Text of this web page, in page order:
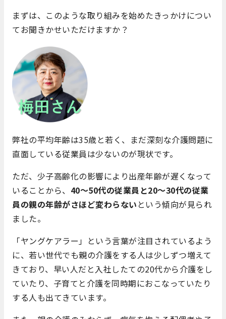
まずは、このような取り組みを始めたきっかけについ
てお聞きかせいただけますか？
弊社の平均年齢は35歳と若く、まだ深刻な介護問題に
直面している従業員は少ないのが現状です。
ただ、少子高齢化の影響により出産年齢が遅くなって
いることから、 40～50代の従業員と20～30代の従業
員の親の年齢がさほど変わらない という傾向が見られ
ました。
「ヤングケアラー」という言葉が注目されているよう
に、若い世代でも親の介護をする人は少しずつ増えて
きており、早い人だと入社したての20代から介護をし
ていたり、子育てと介護を同時期におこなっていたり
する人も出てきています。